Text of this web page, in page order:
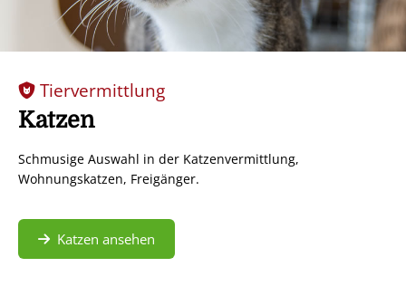
Tiervermittlung
Katzen
Schmusige Auswahl in der Katzenvermittlung,
Wohnungskatzen, Freigänger.
Katzen ansehen